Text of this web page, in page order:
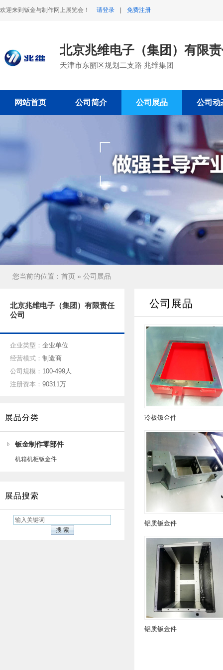
欢迎来到钣金与制作网上展览会！ 请登录 免费注册
北京兆维电子（集团）有限
天津市东丽区规划二支路 兆维集团
网站首页 公司简介 公司展品 公司动
您当前的位置： 首页 » 公司展品
北京兆维电子（集团）有限责任
公司
企业类型： 企业单位
经营模式： 制造商
公司规模： 100-499人
注册资本： 90311万
展品分类
钣金制作零部件
机箱机柜钣金件
展品搜索
公司展品
冷板钣金件
铝质钣金件
铝质钣金件